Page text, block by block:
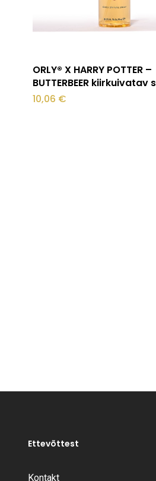
Lisa korvi
ORLY® X HARRY POTTER –
BUTTERBEER kiirkuivatav
10,06 €
Ettevõttest
Kontakt